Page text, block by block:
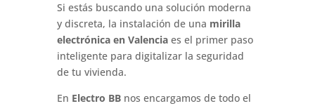
Si estás buscando una solución moderna
y discreta, la instalación de una mirilla
electrónica en Valenciaes el primer paso
inteligente para digitalizar la seguridad
de tu vivienda.
En Electro BBnos encargamos de todo el